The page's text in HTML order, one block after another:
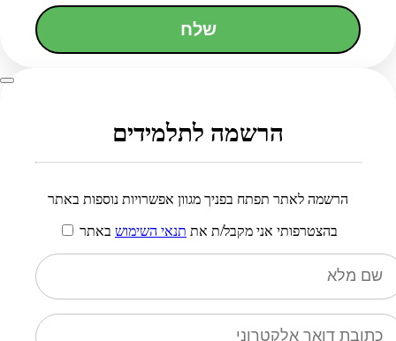
שלח
הרשמה לתלמידים
הרשמה לאתר תפתח בפניך מגוון אפשרויות נוספות באתר
בהצטרפותי אני מקבל/ת את תנאי השימוש באתר